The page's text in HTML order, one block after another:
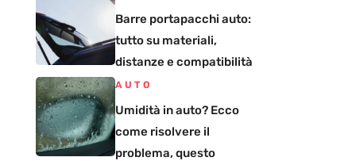
Barre portapacchi auto:
tutto su materiali,
distanze e compatibilità
AUTO
Umidità in auto? Ecco
come risolvere il
problema, questo